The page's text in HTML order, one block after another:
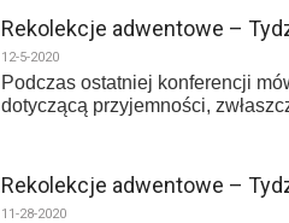
Rekolekcje adwentowe –
12-5-2020
Podczas ostatniej konferencji
dotyczącą przyjemności,
Rekolekcje adwentowe –
11-28-2020